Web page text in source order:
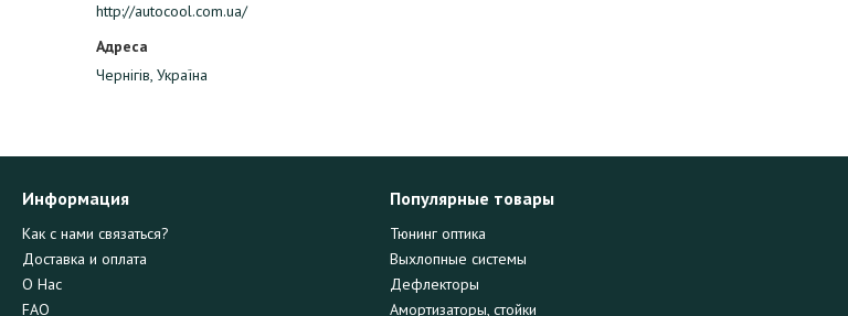
http://autocool.com.ua/
Чернігів, Україна
Информация
Как с нами связаться?
Доставка и оплата
О Нас
FAQ
Популярные товары
Тюнинг оптика
Выхлопные системы
Дефлекторы
Амортизаторы, стойки